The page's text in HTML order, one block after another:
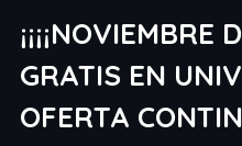
¡¡¡¡NOVIEMBRE
GRATIS EN
OFERTA